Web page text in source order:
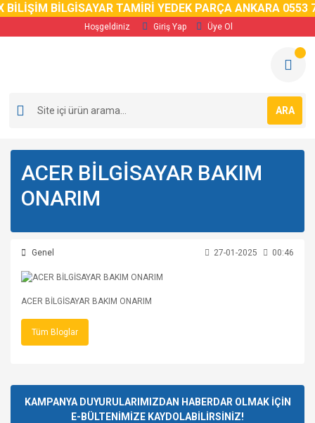
BİLİŞİM BİLGİSAYAR TAMİRİ YEDEK PARÇA ANKARA 0553
Hoşgeldiniz Giriş Yap Üye Ol
ARA
ACER BİLGİSAYAR BAKIM
ONARIM
Genel 27-01-2025 00:46
ACER BİLGİSAYAR BAKIM ONARIM
Tüm Bloglar
KAMPANYA DUYURULARIMIZDAN HABERDAR OLMAK İÇİN
E-BÜLTENİMİZE KAYDOLABİLİRSİNİZ!